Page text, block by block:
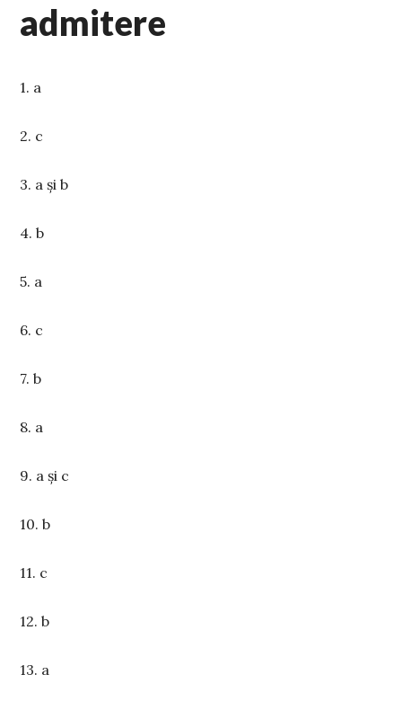
admitere
1. a
2. c
3. a și b
4. b
5. a
6. c
7. b
8. a
9. a și c
10. b
11. c
12. b
13. a